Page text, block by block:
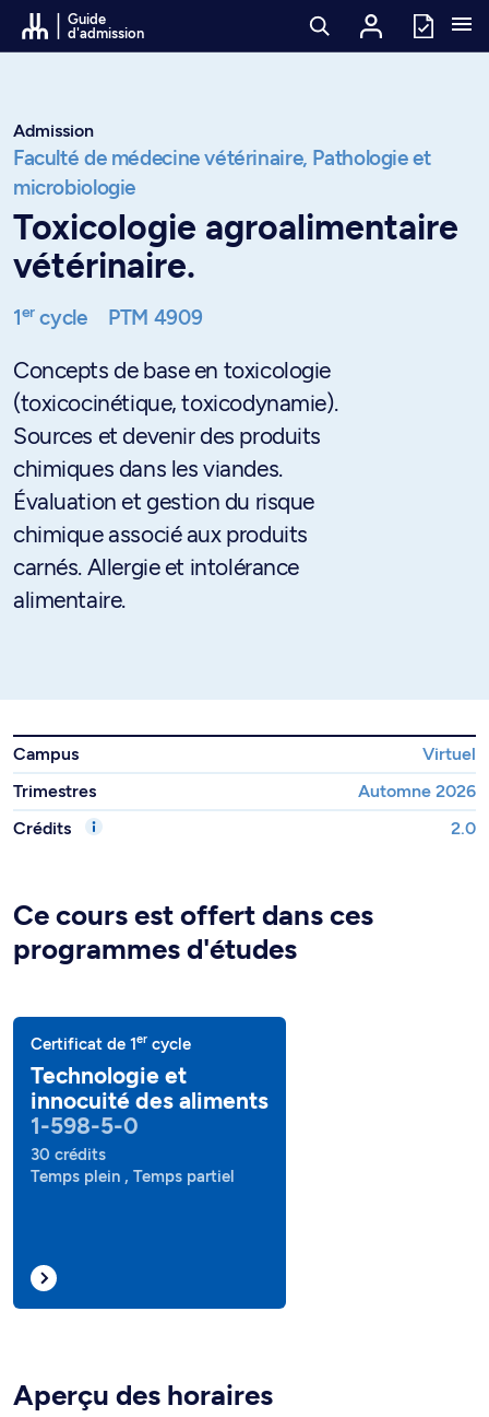
Passer au contenu
Guide
d'admission
Admission
Faculté de médecine vétérinaire, Pathologie et
microbiologie
Toxicologie agroalimentaire
vétérinaire.
1ercycle PTM 4909
Concepts de base en toxicologie
(toxicocinétique, toxicodynamie).
Sources et devenir des produits
chimiques dans les viandes.
Évaluation et gestion du risque
chimique associé aux produits
carnés. Allergie et intolérance
alimentaire.
Campus
Virtuel
Trimestres
Automne 2026
Crédits
2.0
Ce cours est offert dans ces
programmes d'études
Certificat de 1er cycle
Technologie et
innocuité des aliments
1-598-5-0
30 crédits
Temps plein , Temps partiel
Aperçu des horaires